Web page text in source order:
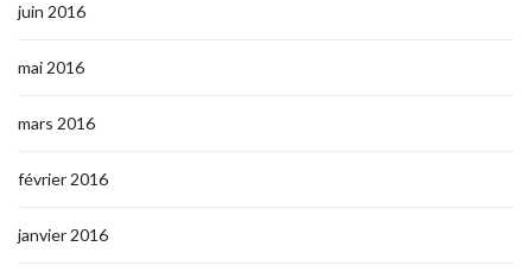
juin 2016
mai 2016
mars 2016
février 2016
janvier 2016